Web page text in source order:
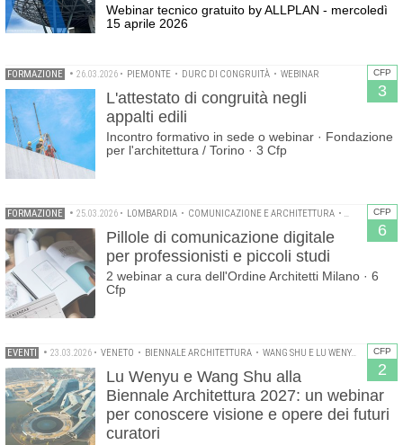
Webinar tecnico gratuito by ALLPLAN - mercoledì
15 aprile 2026
CFP
3
FORMAZIONE • 26.03.2026 • PIEMONTE • DURC DI CONGRUITÀ • WEBINAR
L'attestato di congruità negli
appalti edili
Incontro formativo in sede o webinar · Fondazione
per l'architettura / Torino · 3 Cfp
CFP
6
FORMAZIONE • 25.03.2026 • LOMBARDIA • COMUNICAZIONE E ARCHITETTURA • WEBINAR
Pillole di comunicazione digitale
per professionisti e piccoli studi
2 webinar a cura dell'Ordine Architetti Milano · 6
Cfp
CFP
2
EVENTI • 23.03.2026 • VENETO • BIENNALE ARCHITETTURA • WANG SHU E LU WENYU
Lu Wenyu e Wang Shu alla
Biennale Architettura 2027: un webinar
per conoscere visione e opere dei futuri
curatori